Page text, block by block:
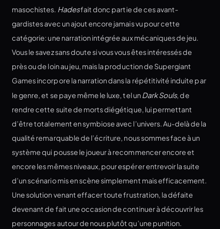
masochistes. Hadesfait donc partie de ces avant-
gardistes avec un ajout encore jamais vu pour cette
catégorie: une narration intégrée aux mécaniques de jeu.
Vous le savez sans doute si vous vous êtes intéressés de
près ou de loin au jeu, mais la production de Supergiant
Games incorpore la narration dans la répétitivité induite par
le genre, et se paye même le luxe, tel unDark Souls, de
rendre cette suite de morts diégétique, lui permettant
d’être totalement en symbiose avec l’univers. Au-delà de la
qualité remarquable de l’écriture, nous sommes face à un
système qui pousse le joueur à recommencer encore et
encore les mêmes niveaux, pour espérer entrevoir la suite
d’un scénario mis en scène simplement mais efficacement.
Une solution venant effacer toute frustration, la défaite
devenant de fait une occasion de continuer à découvrir les
personnages autour de nous plutôt qu’une punition.